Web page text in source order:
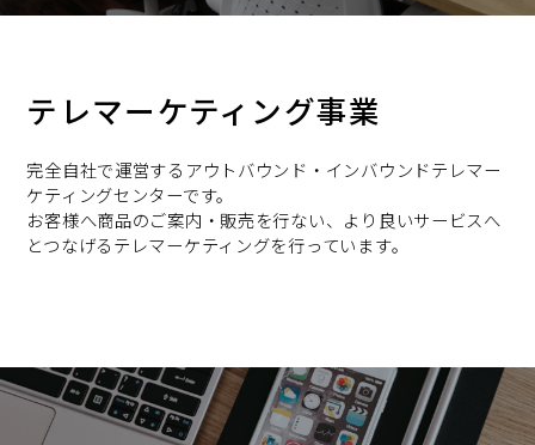
テレマーケティング事業
完全自社で運営するアウトバウンド・インバウンドテレマー
ケティングセンターです。
お客様へ商品のご案内・販売を行ない、より良いサービスへ
とつなげるテレマーケティングを行っています。